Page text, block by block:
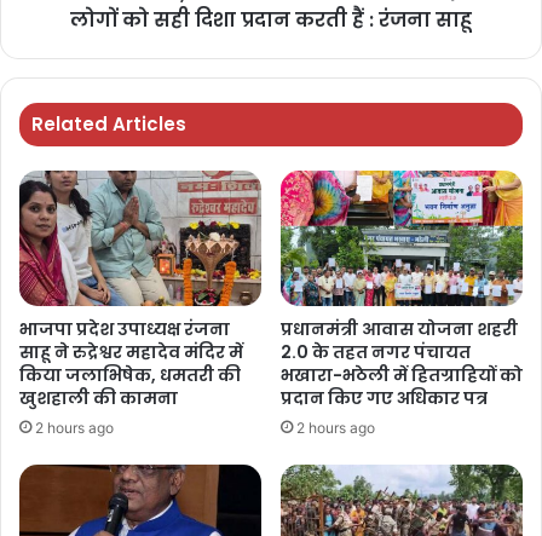
लोगों को सही दिशा प्रदान करती हैं : रंजना साहू
Related Articles
भाजपा प्रदेश उपाध्यक्ष रंजना
साहू ने रुद्रेश्वर महादेव मंदिर में
किया जलाभिषेक, धमतरी की
खुशहाली की कामना
2 hours ago
प्रधानमंत्री आवास योजना शहरी
2.0 के तहत नगर पंचायत
भखारा-भठेली में हितग्राहियों को
प्रदान किए गए अधिकार पत्र
2 hours ago